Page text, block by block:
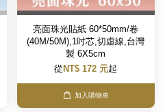
亮面珠光貼紙 60*50mm/卷
(40M/50M),1吋芯,切虛線,台灣
製 6X5cm
從 NT$ 172 元起
加入購物車